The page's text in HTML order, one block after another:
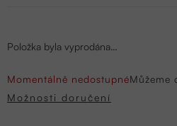
Položka byla vyprodána…
Momentálně nedostupnéMůžeme
Možnosti doručení